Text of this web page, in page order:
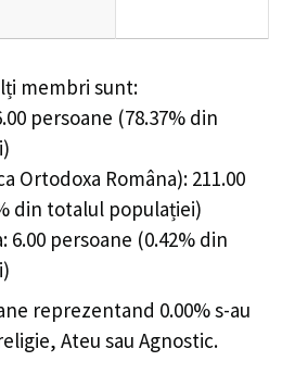
membri sunt:
persoane (78.37% din
Ortodoxa Româna): 211.00
din totalul populației)
6.00 persoane (0.42% din
reprezentand 0.00% s-au
Ateu sau Agnostic.